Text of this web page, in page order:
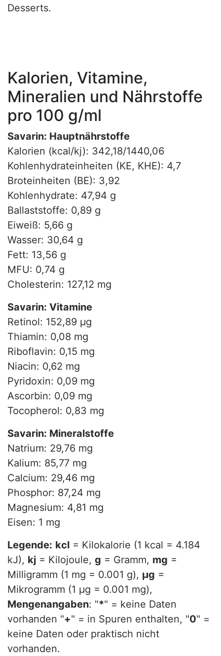
Desserts.
Kalorien, Vitamine,
Mineralien und Nährstoffe
pro 100 g/ml
Savarin: Hauptnährstoffe
Kalorien (kcal/kj): 342,18/1440,06
Kohlenhydrateinheiten (KE, KHE): 4,7
Broteinheiten (BE): 3,92
Kohlenhydrate: 47,94 g
Ballaststoffe: 0,89 g
Eiweiß: 5,66 g
Wasser: 30,64 g
Fett: 13,56 g
MFU: 0,74 g
Cholesterin: 127,12 mg
Savarin: Vitamine
Retinol: 152,89 µg
Thiamin: 0,08 mg
Riboflavin: 0,15 mg
Niacin: 0,62 mg
Pyridoxin: 0,09 mg
Ascorbin: 0,09 mg
Tocopherol: 0,83 mg
Savarin: Mineralstoffe
Natrium: 29,76 mg
Kalium: 85,77 mg
Calcium: 29,46 mg
Phosphor: 87,24 mg
Magnesium: 4,81 mg
Eisen: 1 mg
Legende: kcl = Kilokalorie (1 kcal = 4.184
kJ), kj = Kilojoule, g = Gramm, mg =
Milligramm (1 mg = 0.001 g), µg =
Mikrogramm (1 µg = 0.001 mg),
Mengenangaben: "*" = keine Daten
vorhanden "+" = in Spuren enthalten, "0" =
keine Daten oder praktisch nicht
vorhanden.